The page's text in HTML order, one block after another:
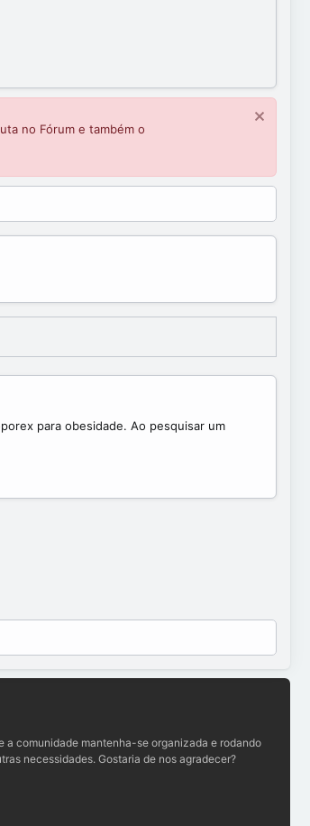
no Fórum e também o
para obesidade. Ao pesquisar um
a comunidade mantenha-se organizada e rodando
necessidades. Gostaria de nos agradecer?